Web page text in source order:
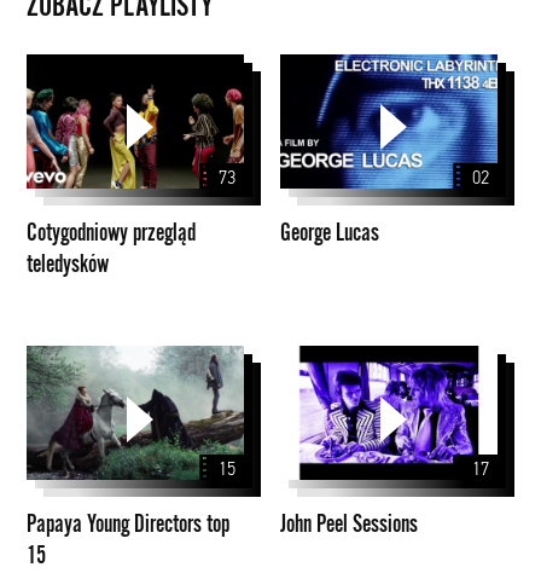
przegląd
teledysków
73
Cotygodniowy przegląd
teledysków
02
George Lucas
Papaya
Young
Directors
top
15
15
Papaya Young Directors top
15
John
Peel
Sessions
17
John Peel Sessions